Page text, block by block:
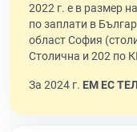
2022 г. е в размер
по заплати в
област София
Столична и 202 по
За 2024 г. ЕМ ЕС ТЕЛ